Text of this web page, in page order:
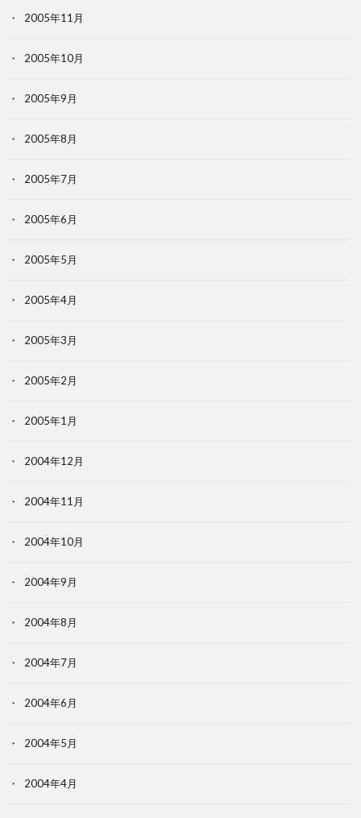
2005年11月
2005年10月
2005年9月
2005年8月
2005年7月
2005年6月
2005年5月
2005年4月
2005年3月
2005年2月
2005年1月
2004年12月
2004年11月
2004年10月
2004年9月
2004年8月
2004年7月
2004年6月
2004年5月
2004年4月